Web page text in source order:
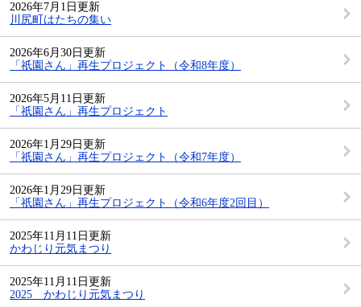
2026年7月1日更新
川尻町はたちの集い
2026年6月30日更新
「祇園さん」再生プロジェクト（令和8年度）
2026年5月11日更新
「祇園さん」再生プロジェクト
2026年1月29日更新
「祇園さん」再生プロジェクト（令和7年度）
2026年1月29日更新
「祇園さん」再生プロジェクト（令和6年度2回目）
2025年11月11日更新
かわじり元気まつり
2025年11月11日更新
2025 かわじり元気まつり